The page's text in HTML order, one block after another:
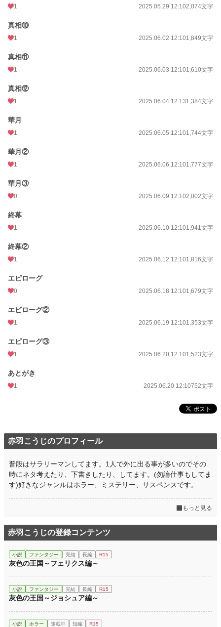
1 2025.05.29 12:102,074文字
真相⑩
1 2025.06.02 12:101,849文字
真相⑪
1 2025.06.03 12:101,610文字
真相⑫
1 2025.06.04 12:131,384文字
華月
1 2025.06.05 12:101,744文字
華月②
1 2025.06.06 12:101,777文字
華月③
0 2025.06.09 12:102,002文字
終幕
1 2025.06.10 12:101,941文字
終幕②
1 2025.06.12 12:101,816文字
エピローグ
0 2025.06.18 12:101,679文字
エピローグ②
1 2025.06.19 12:101,353文字
エピローグ③
1 2025.06.20 12:101,523文字
あとがき
1 2025.06.20 12:10752文字
赤羽こうじのプロフィール
普段はサラリーマンしてます。1人で外に出る事が多いのでその
時にネタ考えたり、下書きしたり、してます。(勿論仕事もしてま
す)好きなジャンルはホラー、ミステリー、サスペンスです。
もっと見る
赤羽こうじの登録コンテンツ
小説 ファンタジー 完結 長編 R15
灰色の王国～フェリクス編～
小説 ファンタジー 完結 長編 R15
灰色の王国～ジョシュア編～
小説 ホラー 連載中 短編 R15